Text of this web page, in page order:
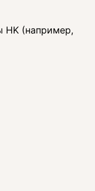
HK (например,